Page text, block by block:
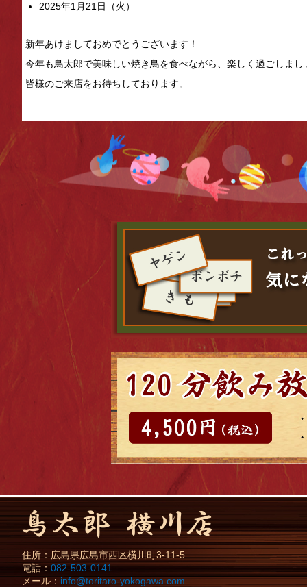
2025年1月21日（火）
新年あけましておめでとうございます！
今年も鳥太郎で美味しい焼き鳥を食べながら、楽しく過ごしまし
皆様のご来店をお待ちしております。
住所： 広島県広島市西区横川町3-11-5
電話：082-503-0141
メール： info@toritaro-yokogawa.com